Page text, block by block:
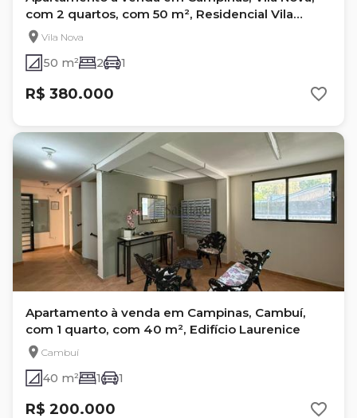
com 2 quartos, com 50 m², Residencial Vila
Málaga
Vila Nova
50 m² 2 1
R$ 380.000
Apartamento à venda em Campinas, Cambuí,
com 1 quarto, com 40 m², Edifício Laurenice
Cambuí
40 m² 1 1
R$ 200.000